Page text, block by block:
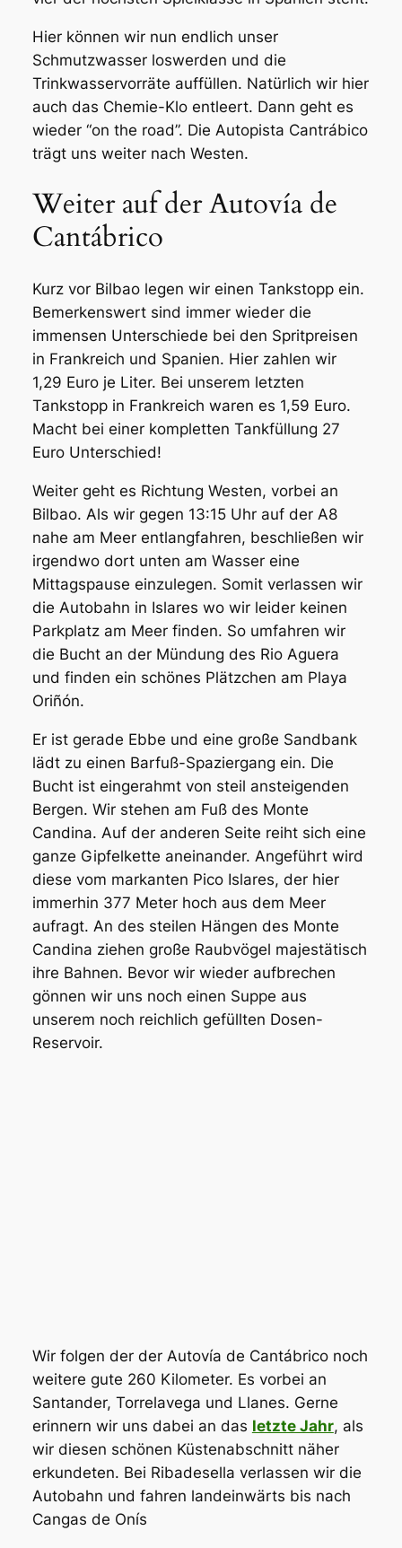
Hier können wir nun endlich unser
Schmutzwasser loswerden und die
Trinkwasservorräte auffüllen. Natürlich wir hier
auch das Chemie-Klo entleert. Dann geht es
wieder “on the road”. Die Autopista Cantrábico
trägt uns weiter nach Westen.
Weiter auf der Autovía de
Cantábrico
Kurz vor Bilbao legen wir einen Tankstopp ein.
Bemerkenswert sind immer wieder die
immensen Unterschiede bei den Spritpreisen
in Frankreich und Spanien. Hier zahlen wir
1,29 Euro je Liter. Bei unserem letzten
Tankstopp in Frankreich waren es 1,59 Euro.
Macht bei einer kompletten Tankfüllung 27
Euro Unterschied!
Weiter geht es Richtung Westen, vorbei an
Bilbao. Als wir gegen 13:15 Uhr auf der A8
nahe am Meer entlangfahren, beschließen wir
irgendwo dort unten am Wasser eine
Mittagspause einzulegen. Somit verlassen wir
die Autobahn in Islares wo wir leider keinen
Parkplatz am Meer finden. So umfahren wir
die Bucht an der Mündung des Rio Aguera
und finden ein schönes Plätzchen am Playa
Oriñón.
Er ist gerade Ebbe und eine große Sandbank
lädt zu einen Barfuß-Spaziergang ein. Die
Bucht ist eingerahmt von steil ansteigenden
Bergen. Wir stehen am Fuß des Monte
Candina. Auf der anderen Seite reiht sich eine
ganze Gipfelkette aneinander. Angeführt wird
diese vom markanten Pico Islares, der hier
immerhin 377 Meter hoch aus dem Meer
aufragt. An des steilen Hängen des Monte
Candina ziehen große Raubvögel majestätisch
ihre Bahnen. Bevor wir wieder aufbrechen
gönnen wir uns noch einen Suppe aus
unserem noch reichlich gefüllten Dosen-
Reservoir.
Wir folgen der der Autovía de Cantábrico noch
weitere gute 260 Kilometer. Es vorbei an
Santander, Torrelavega und Llanes. Gerne
erinnern wir uns dabei an das letzte Jahr, als
wir diesen schönen Küstenabschnitt näher
erkundeten. Bei Ribadesella verlassen wir die
Autobahn und fahren landeinwärts bis nach
Cangas de Onís